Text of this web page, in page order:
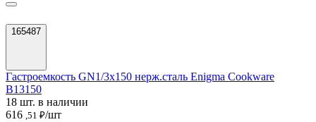
165487
Гастроемкость GN1/3х150 нерж.сталь Enigma Cookware
B13150
18 шт. в наличии
616 ,51 ₽/шт